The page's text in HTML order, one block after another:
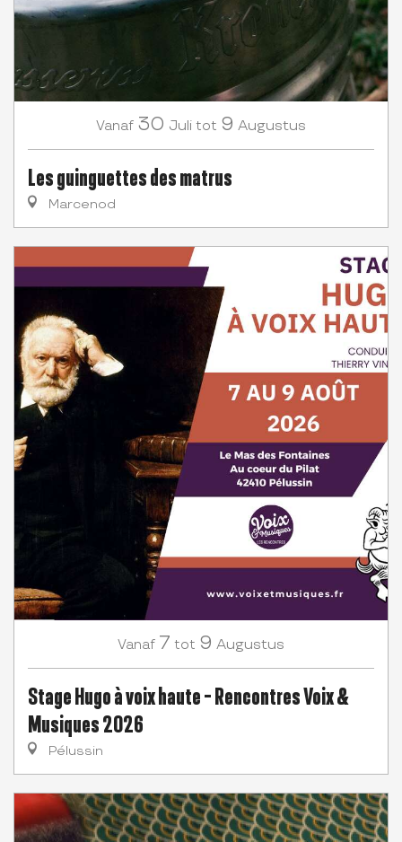
Vanaf 30 Juli tot 9 Augustus
Les guinguettes des matrus
Marcenod
Vanaf 7 tot 9 Augustus
Stage Hugo à voix haute - Rencontres Voix &
Musiques 2026
Pélussin